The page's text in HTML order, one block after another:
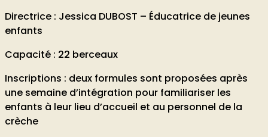
Directrice : Jessica DUBOST – Éducatrice de jeunes
enfants
Capacité : 22 berceaux
Inscriptions : deux formules sont proposées après
une semaine d’intégration pour familiariser les
enfants à leur lieu d’accueil et au personnel de la
crèche